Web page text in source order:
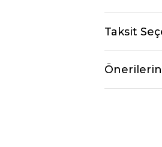
Taksit